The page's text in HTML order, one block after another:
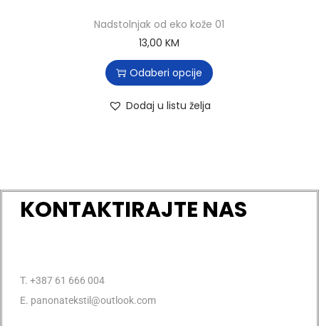
Nadstolnjak od eko kože 01
13,00KM
Odaberi opcije
Dodaj u listu želja
KONTAKTIRAJTE NAS
T. +387 61 666 004
E. panonatekstil@outlook.com